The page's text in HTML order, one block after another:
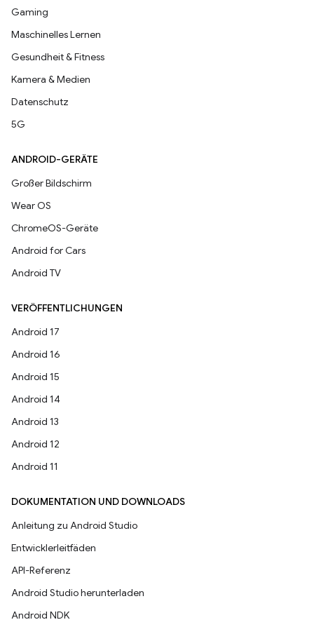
Gaming
Maschinelles Lernen
Gesundheit & Fitness
Kamera & Medien
Datenschutz
5G
ANDROID-GERÄTE
Großer Bildschirm
Wear OS
ChromeOS-Geräte
Android for Cars
Android TV
VERÖFFENTLICHUNGEN
Android 17
Android 16
Android 15
Android 14
Android 13
Android 12
Android 11
DOKUMENTATION UND DOWNLOADS
Anleitung zu Android Studio
Entwicklerleitfäden
API-Referenz
Android Studio herunterladen
Android NDK